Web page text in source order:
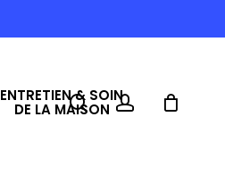
ENTRETIEN & SOIN
DE LA MAISONsearchaccount